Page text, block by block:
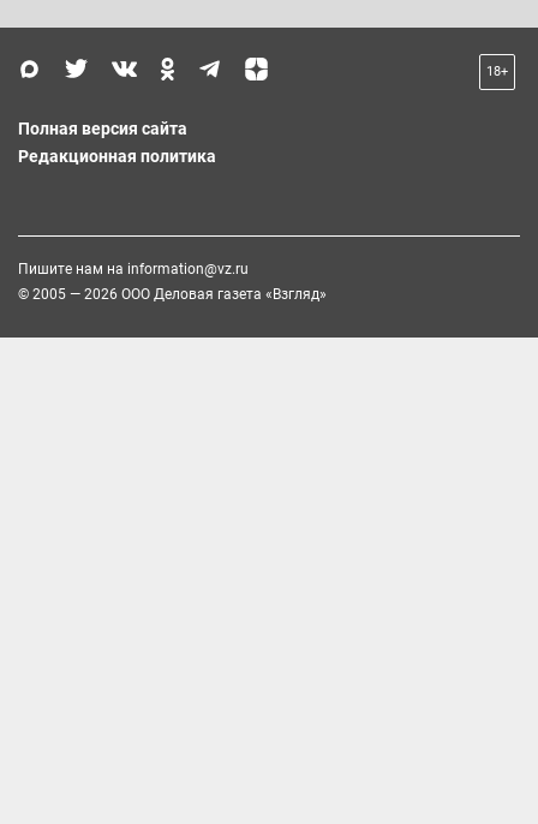
18+
Полная версия сайта
Редакционная политика
Пишите нам на information@vz.ru
© 2005 — 2026 ООО Деловая газета «Взгляд»